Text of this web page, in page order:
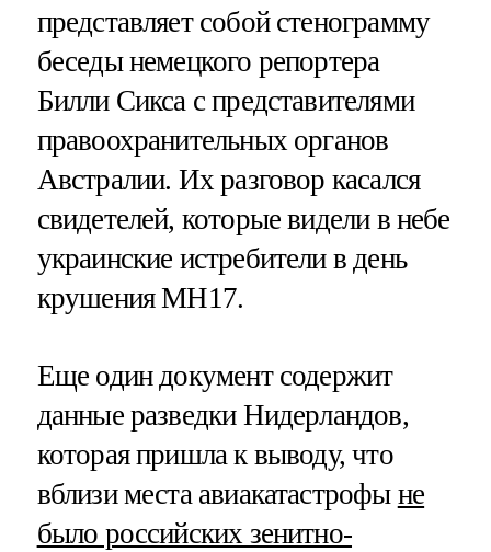
представляет собой стенограмму
беседы немецкого репортера
Билли Сикса с представителями
правоохранительных органов
Австралии. Их разговор касался
свидетелей, которые видели в небе
украинские истребители в день
крушения MH17.
Еще один документ содержит
данные разведки Нидерландов,
которая пришла к выводу, что
вблизи места авиакатастрофы не
было российских зенитно-